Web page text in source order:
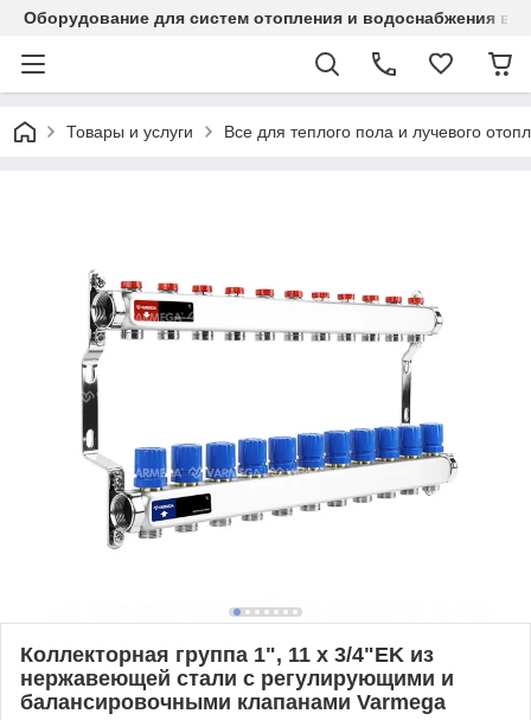
Оборудование для систем отопления и водоснабжения в
Товары и услуги Все для теплого пола и лучевого
Коллекторная группа 1", 11 x 3/4"EK из
нержавеющей стали с регулирующими и
балансировочными клапанами Varmega